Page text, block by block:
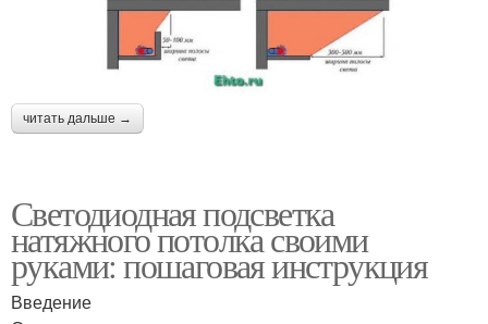
читать дальше →
Светодиодная подсветка
натяжного потолка своими
руками: пошаговая инструкция
Введение